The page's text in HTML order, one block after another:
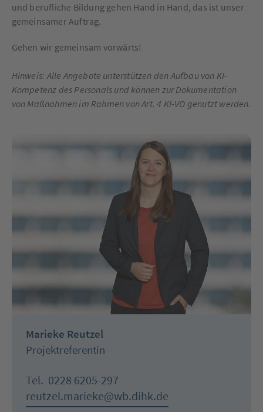
und berufliche Bildung gehen Hand in Hand, das ist unser
gemeinsamer Auftrag.
Gehen wir gemeinsam vorwärts!
Hinweis: Alle Angebote unterstützen den Aufbau von KI-
Kompetenz des Personals und können zur Dokumentation
von Maßnahmen im Rahmen von Art. 4 KI-VO genutzt werden.
Marieke Reutzel
Projektreferentin
Tel. 0228 6205-297
reutzel.marieke@wb.dihk.de